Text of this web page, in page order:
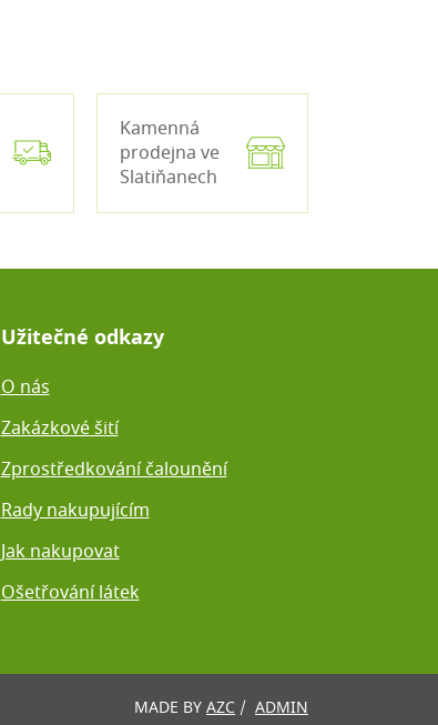
Kamenná
prodejna ve
Slatiňanech
Užitečné odkazy
O nás
Zakázkové šití
Zprostředkování čalounění
Rady nakupujícím
Jak nakupovat
Ošetřování látek
MADE BYAZC / ADMIN